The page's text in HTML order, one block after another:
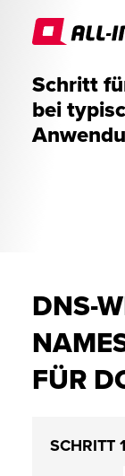
Schritt
bei
DNS-
FÜR
SCHRITT